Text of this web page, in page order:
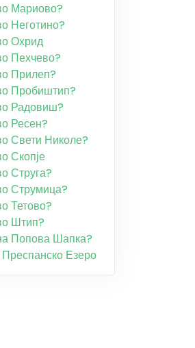
Мариово?
Неготино?
Охрид
Пехчево?
Прилеп?
Пробиштип?
Радовиш?
Ресен?
Свети Николе?
Скопје
Струга?
Струмица?
Тетово?
Штип?
Попова Шапка?
Езеро